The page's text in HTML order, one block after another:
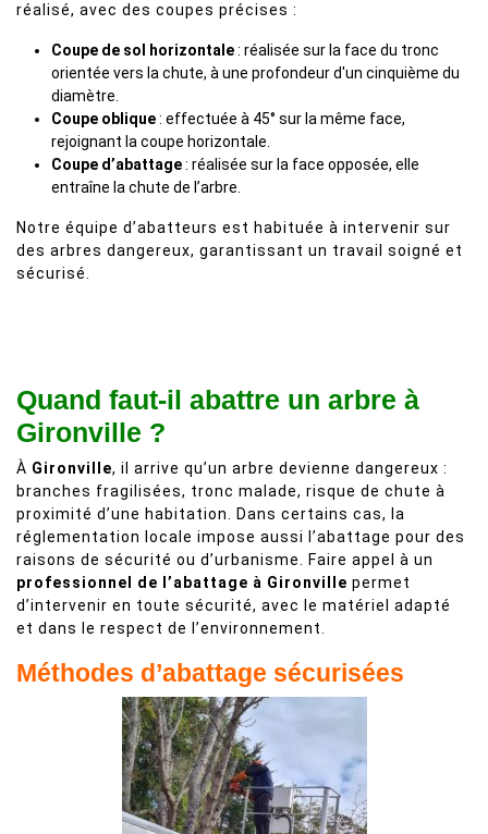
réalisé, avec des coupes précises :
Coupe de sol horizontale: réalisée sur la face du tronc
orientée vers la chute, à une profondeur d'un cinquième du
diamètre.
Coupe oblique: effectuée à 45° sur la même face,
rejoignant la coupe horizontale.
Coupe d’abattage: réalisée sur la face opposée, elle
entraîne la chute de l’arbre.
Notre équipe d’abatteurs est habituée à intervenir sur
des arbres dangereux, garantissant un travail soigné et
sécurisé.
Quand faut-il abattre un arbre à
Gironville ?
À Gironville, il arrive qu’un arbre devienne dangereux :
branches fragilisées, tronc malade, risque de chute à
proximité d’une habitation. Dans certains cas, la
réglementation locale impose aussi l’abattage pour des
raisons de sécurité ou d’urbanisme. Faire appel à un
professionnel de l’abattage à Gironville permet
d’intervenir en toute sécurité, avec le matériel adapté
et dans le respect de l’environnement.
Méthodes d’abattage sécurisées